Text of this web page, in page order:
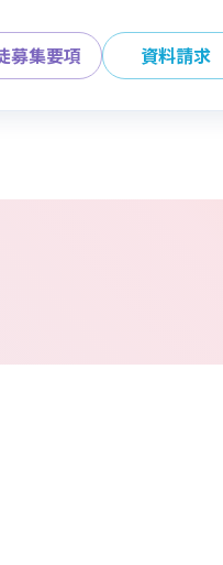
募集要項 資料請求